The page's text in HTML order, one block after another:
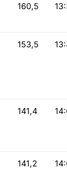
160,5
153,5
141,4
141,2